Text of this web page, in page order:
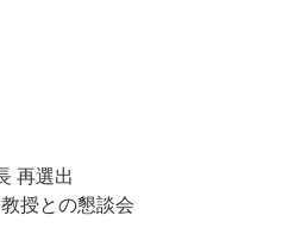
再選出
授との懇談会